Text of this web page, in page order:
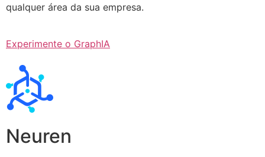
qualquer área da sua empresa.
Experimente o GraphIA
Neuren